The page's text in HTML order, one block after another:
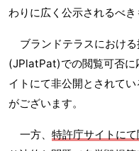
わりに広く公示されるべき
ブランドテラスにおけ
(JPlatPat)での閲覧可否に
イトにて非公開とされて
がございます。
一方、 特許庁サイトに